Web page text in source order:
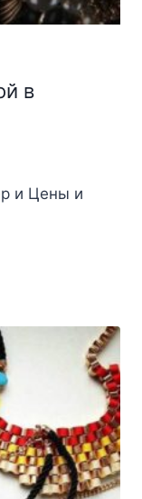
в
и Цены и